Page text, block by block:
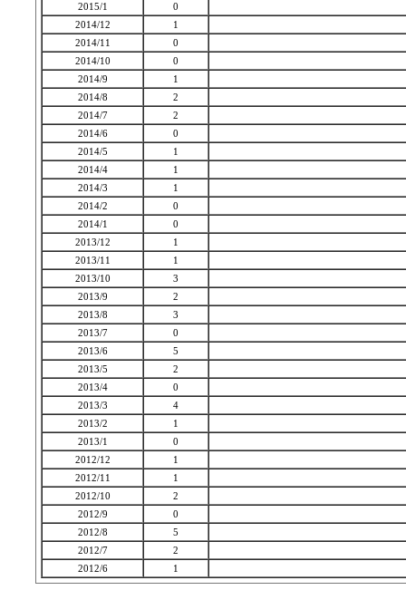
2015/1
0
2014/12
1
2014/11
0
2014/10
0
2014/9
1
2014/8
2
2014/7
2
2014/6
0
2014/5
1
2014/4
1
2014/3
1
2014/2
0
2014/1
0
2013/12
1
2013/11
1
2013/10
3
2013/9
2
2013/8
3
2013/7
0
2013/6
5
2013/5
2
2013/4
0
2013/3
4
2013/2
1
2013/1
0
2012/12
1
2012/11
1
2012/10
2
2012/9
0
2012/8
5
2012/7
2
2012/6
1